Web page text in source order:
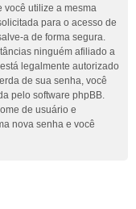
você utilize a mesma
para o acesso de
a de forma segura.
ninguém afiliado a
legalmente autorizado
de sua senha, você
pelo software phpBB.
de usuário e
nova senha e você